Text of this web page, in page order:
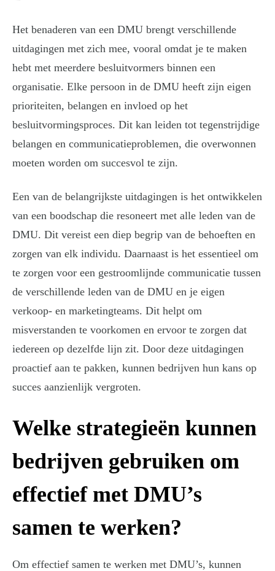
Het benaderen van een DMU brengt verschillende
uitdagingen met zich mee, vooral omdat je te maken
hebt met meerdere besluitvormers binnen een
organisatie. Elke persoon in de DMU heeft zijn eigen
prioriteiten, belangen en invloed op het
besluitvormingsproces. Dit kan leiden tot tegenstrijdige
belangen en communicatieproblemen, die overwonnen
moeten worden om succesvol te zijn.
Een van de belangrijkste uitdagingen is het ontwikkelen
van een boodschap die resoneert met alle leden van de
DMU. Dit vereist een diep begrip van de behoeften en
zorgen van elk individu. Daarnaast is het essentieel om
te zorgen voor een gestroomlijnde communicatie tussen
de verschillende leden van de DMU en je eigen
verkoop- en marketingteams. Dit helpt om
misverstanden te voorkomen en ervoor te zorgen dat
iedereen op dezelfde lijn zit. Door deze uitdagingen
proactief aan te pakken, kunnen bedrijven hun kans op
succes aanzienlijk vergroten.
Welke strategieën kunnen
bedrijven gebruiken om
effectief met DMU’s
samen te werken?
Om effectief samen te werken met DMU’s, kunnen